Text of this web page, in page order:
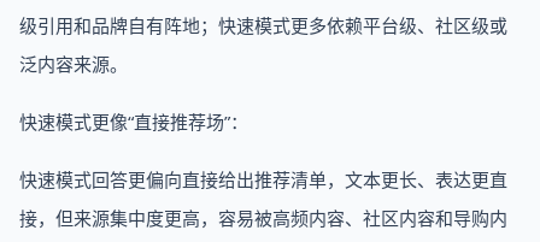
级引用和品牌自有阵地；快速模式更多依赖平台级、社区级或
泛内容来源。
快速模式更像“直接推荐场”：
快速模式回答更偏向直接给出推荐清单，文本更长、表达更直
接，但来源集中度更高，容易被高频内容、社区内容和导购内